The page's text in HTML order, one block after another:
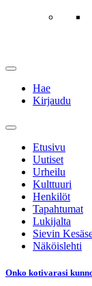
Hae
Kirjaudu
Etusivu
Uutiset
Urheilu
Kulttuuri
Henkilöt
Tapahtumat
Lukijalta
Sievin
Näköislehti
Onko kotivarasi